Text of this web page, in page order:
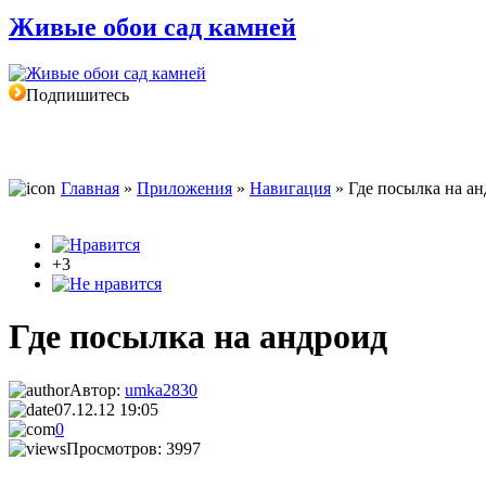
Живые обои сад камней
Подпишитесь
Главная » Приложения » Навигация » Где посылка на
+3
Где посылка на андроид
Автор: umka2830
07.12.12 19:05
0
Просмотров: 3997